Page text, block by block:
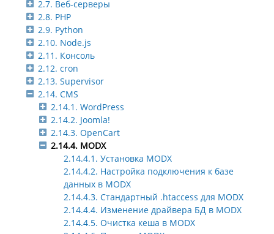
2.7. Веб-серверы
2.8. PHP
2.9. Python
2.10. Node.js
2.11. Консоль
2.12. cron
2.13. Supervisor
2.14. CMS
2.14.1. WordPress
2.14.2. Joomla!
2.14.3. OpenCart
2.14.4. MODX
2.14.4.1. Установка MODX
2.14.4.2. Настройка подключения к базе
данных в MODX
2.14.4.3. Стандартный .htaccess для MODX
2.14.4.4. Изменение драйвера БД в MODX
2.14.4.5. Очистка кеша в MODX